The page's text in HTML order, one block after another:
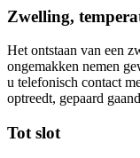
Zwelling,
Het ontstaan van een
ongemakken nemen
u telefonisch contact
optreedt, gepaard
Tot slot